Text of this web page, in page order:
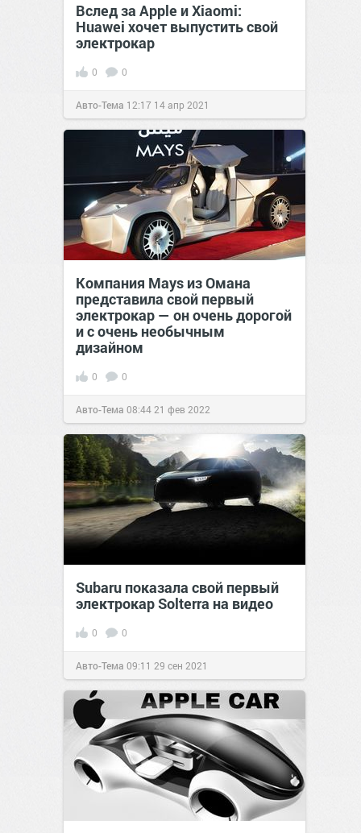
Вслед за Apple и Xiaomi:
Huawei хочет выпустить свой
электрокар
0 0
Авто-Тема 12:17 14 апр 2021
Компания Mays из Омана
представила свой первый
электрокар — он очень дорогой
и с очень необычным
дизайном
0 0
Авто-Тема 08:4421 фев 2022
Subaru показала свой первый
электрокар Solterra на видео
0 0
Авто-Тема 09:11 29 сен 2021